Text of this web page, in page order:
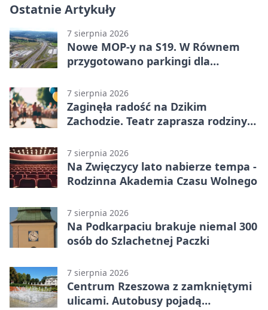
Ostatnie Artykuły
7 sierpnia 2026
Nowe MOP-y na S19. W Równem
przygotowano parkingi dla
7 sierpnia 2026
Zaginęła radość na Dzikim
Zachodzie. Teatr zaprasza rodziny
7 sierpnia 2026
Na Zwięczycy lato nabierze tempa -
Rodzinna Akademia Czasu Wolnego
7 sierpnia 2026
Na Podkarpaciu brakuje niemal 300
osób do Szlachetnej Paczki
7 sierpnia 2026
Centrum Rzeszowa z zamkniętymi
ulicami. Autobusy pojadą